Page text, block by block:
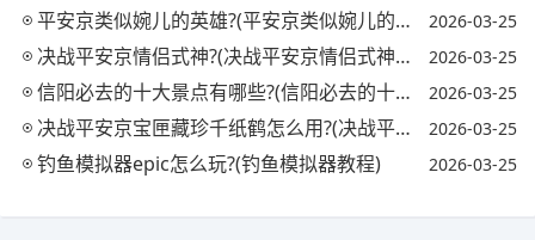
平安京类似婉儿的英雄?(平安京类似婉儿的英雄名字) 2026-03-25
决战平安京情侣式神?(决战平安京情侣式神怎么获得) 2026-03-25
信阳必去的十大景点有哪些?(信阳必去的十大景点有哪些地方) 2026-03-25
决战平安京宝匣藏珍千纸鹤怎么用?(决战平安京匣中珍宝活动) 2026-03-25
钓鱼模拟器epic怎么玩?(钓鱼模拟器教程) 2026-03-25